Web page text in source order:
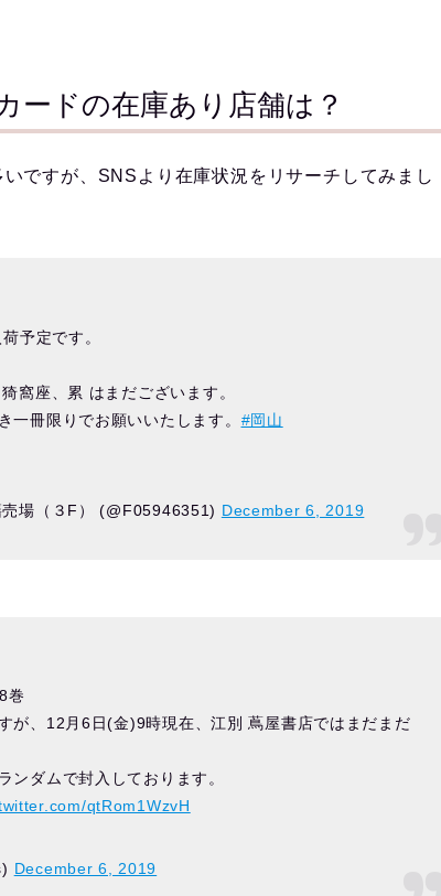
ードの在庫あり店舗は？
ですが、SNSより在庫状況をリサーチしてみまし
予定です。
窩座、累 はまだございます。
一冊限りでお願いいたします。 #岡山
場（３F） (@F05946351) December 6, 2019
巻
が、12月6日(金)9時現在、江別 蔦屋書店ではまだまだ
ンダムで封入しております。
qtRom1WzvH
December 6, 2019